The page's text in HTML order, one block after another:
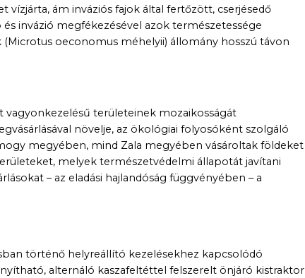
ám inváziós fajok által fertőzött, cserjésedő
invázió megfékezésével azok természetessége
oeconomus méhelyii) állomány hosszú távon
vagyonkezelésű területeinek mozaikosságát
növelje, az ökológiai folyosóként szolgáló
megyében, mind Zala megyében vásároltak földeket
melyek természetvédelmi állapotát javítani
– az eladási hajlandóság függvényében – a
történő helyreállító kezelésekhez kapcsolódó
alternáló kaszafeltéttel felszerelt önjáró kistraktor